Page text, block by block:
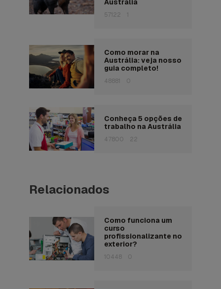
Austrália
57122 1
Como morar na
Austrália: veja nosso
guia completo!
48881 0
Conheça 5 opções de
trabalho na Austrália
47800 22
Relacionados
Como funciona um
curso
profissionalizante no
exterior?
10448 0